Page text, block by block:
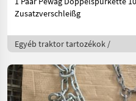
Zusatzverschleißg
Egyéb traktor tartozékok /